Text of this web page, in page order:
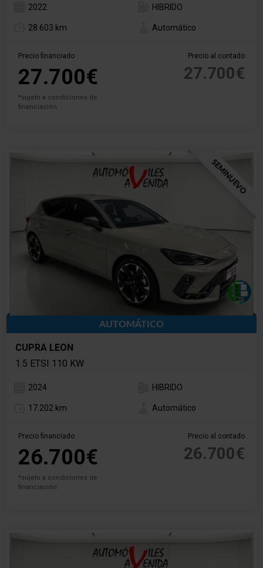
2022 HIBRIDO
28.603 km Automático
Precio financiado
27.700€
*sujeto a condiciones de
financiación
Precio al contado
27.700€
SEMINUEVO
AUTOMÁTICO
CUPRA LEON
1.5 ETSI 110 KW
2024 HIBRIDO
17.202 km Automático
Precio financiado
26.700€
*sujeto a condiciones de
financiación
Precio al contado
26.700€